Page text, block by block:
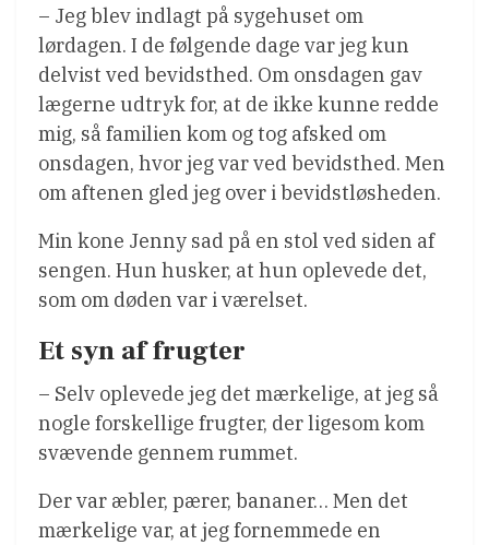
– Jeg blev indlagt på sygehuset om
lørdagen. I de følgende dage var jeg kun
delvist ved bevidsthed. Om onsdagen gav
lægerne udtryk for, at de ikke kunne redde
mig, så familien kom og tog afsked om
onsdagen, hvor jeg var ved bevidsthed. Men
om aftenen gled jeg over i bevidstløsheden.
Min kone Jenny sad på en stol ved siden af
sengen. Hun husker, at hun oplevede det,
som om døden var i værelset.
Et syn af frugter
– Selv oplevede jeg det mærkelige, at jeg så
nogle forskellige frugter, der ligesom kom
svævende gennem rummet.
Der var æbler, pærer, bananer… Men det
mærkelige var, at jeg fornemmede en